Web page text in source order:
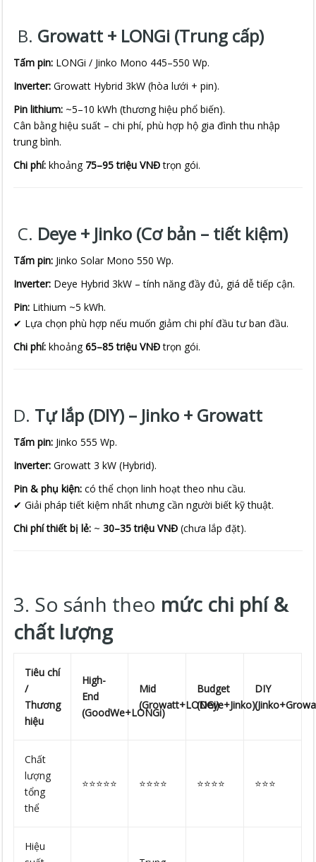
B. Growatt + LONGi (Trung cấp)
Tấm pin: LONGi / Jinko Mono 445–550 Wp.
Inverter: Growatt Hybrid 3kW (hòa lưới + pin).
Pin lithium: ~5–10 kWh (thương hiệu phổ biến).
Cân bằng hiệu suất – chi phí, phù hợp hộ gia đình thu nhập
trung bình.
Chi phí: khoảng 75–95 triệu VNĐtrọn gói.
C. Deye + Jinko (Cơ bản – tiết kiệm)
Tấm pin: Jinko Solar Mono 550 Wp.
Inverter: Deye Hybrid 3kW – tính năng đầy đủ, giá dễ tiếp cận.
Pin: Lithium ~5 kWh.
✔ Lựa chọn phù hợp nếu muốn giảm chi phí đầu tư ban đầu.
Chi phí: khoảng65–85 triệu VNĐtrọn gói.
D. Tự lắp (DIY) – Jinko + Growatt
Tấm pin: Jinko 555 Wp.
Inverter: Growatt 3 kW (Hybrid).
Pin & phụ kiện: có thể chọn linh hoạt theo nhu cầu.
✔ Giải pháp tiết kiệm nhất nhưng cần người biết kỹ thuật.
Chi phí thiết bị lẻ: ~30–35 triệu VNĐ (chưa lắp đặt).
3. So sánh theo mức chi phí &
chất lượng
Tiêu chí
/
Thương
hiệu
High-
End
(GoodWe+LONGi)
Mid
(Growatt+LONGi)
Budget
(Deye+Jinko)
DIY
Chất
lượng
tổng
thể
⭐⭐⭐⭐⭐ ⭐⭐⭐⭐ ⭐⭐⭐⭐ ⭐⭐⭐
Hiệu